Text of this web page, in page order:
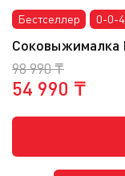
Бестселлер 0-0-4
Соковыжималка
98 990 ₸
54 990 ₸